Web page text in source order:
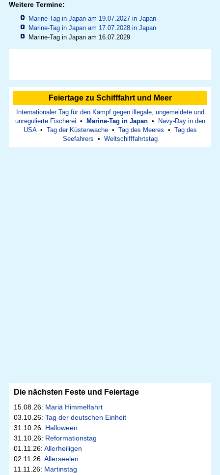
Weitere Termine:
Marine-Tag in Japan am 19.07.2027 in Japan
Marine-Tag in Japan am 17.07.2028 in Japan
Marine-Tag in Japan am 16.07.2029
Feiertage zu Schifffahrt und Meer
Internationaler Tag für den Kampf gegen illegale, ungemeldete und
unregulierte Fischerei • Marine-Tag in Japan•
Navy-Day in den
USA• Tag der Küstenwache• Tag des Meeres • Tag des
Seefahrers • Weltschifffahrtstag
Die nächsten Feste und Feiertage
15.08.26: Mariä Himmelfahrt
03.10.26: Tag der deutschen Einheit
31.10.26: Halloween
31.10.26: Reformationstag
01.11.26: Allerheiligen
02.11.26: Allerseelen
11.11.26: Martinstag